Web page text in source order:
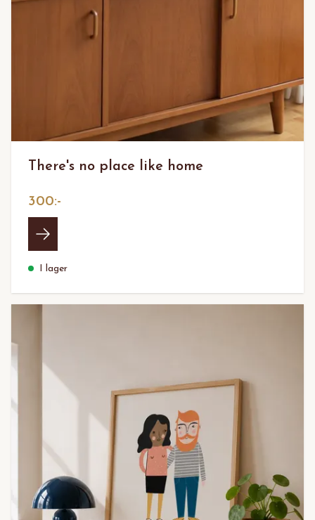
There's no place like home
300:-
I lager